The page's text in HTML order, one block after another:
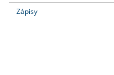
Zápisy